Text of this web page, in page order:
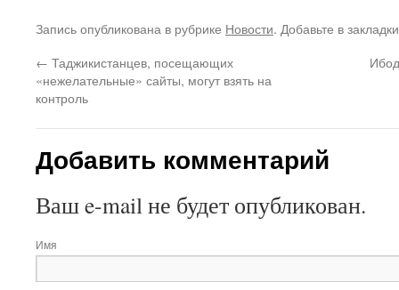
Запись опубликована в рубрике Новости. Добавьте в
← Таджикистанцев, посещающих
«нежелательные» сайты, могут взять на
контроль
Добавить комментарий
Ваш e-mail не будет опубликован.
Имя